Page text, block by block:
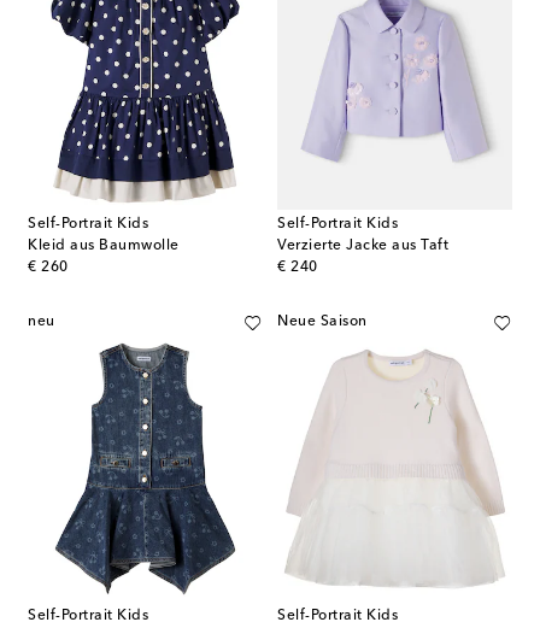
Self-Portrait Kids
Kleid aus Baumwolle
€ 260
original price
Self-Portrait Kids
Verzierte Jacke aus Taft
€ 240
original price
neu
Self-Portrait Kids
Neue Saison
Self-Portrait Kids